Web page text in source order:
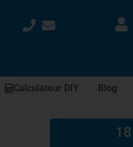
Calculateur DIY Blog